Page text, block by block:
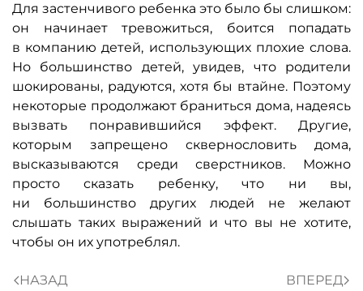
Для застенчивого ребенка это было бы слишком:
он начинает тревожиться, боится попадать
в компанию детей, использующих плохие слова.
Но большинство детей, увидев, что родители
шокированы, радуются, хотя бы втайне. Поэтому
некоторые продолжают браниться дома, надеясь
вызвать понравившийся эффект. Другие,
которым запрещено сквернословить дома,
высказываются среди сверстников. Можно
просто сказать ребенку, что ни вы,
ни большинство других людей не желают
слышать таких выражений и что вы не хотите,
чтобы он их употреблял.
НАЗАД ВПЕРЕД